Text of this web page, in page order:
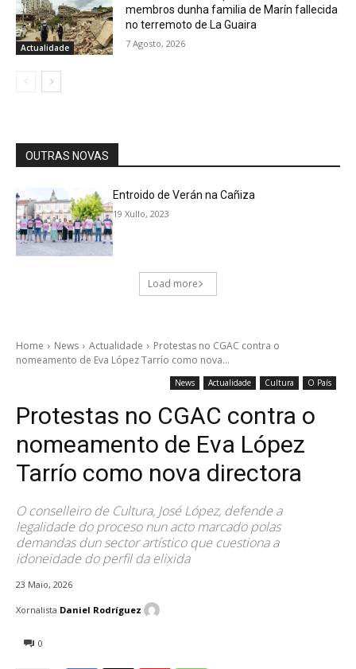
Actualidade
membros dunha familia de Marín fallecida
no terremoto de La Guaira
7 Agosto, 2026
OUTRAS NOVAS
Entroido de Verán na Cañiza
19 Xullo, 2023
Load more